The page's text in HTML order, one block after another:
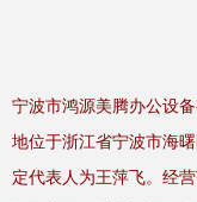
宁波市鸿源美腾办公设
地位于浙江省宁波市海
定代表人为王萍飞。经